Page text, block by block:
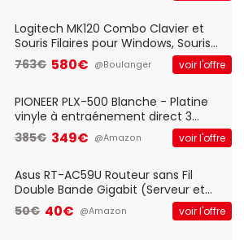
QWERTY UK - Noir
Logitech MK120 Combo Clavier et
Souris Filaires pour Windows, Souris
Optique Filaire, Connexion USB Plug
And Play, Confortable, Taille
QWERTY UK - Noir
763€ 580€ @Boulanger voir l'offre
PIONEER PLX-500 Blanche - Platine
vinyle à entraénement direct 3
vitesses (33-45-78 trs/min) avec
pre-ampli intégré et port USB
385€ 349€ @Amazon voir l'offre
Asus RT-AC59U Routeur sans Fil
Double Bande Gigabit (Serveur et
Client VPN, Triple Vlan, Mode Point
d'accès et Bridge, contrôle Parental,
50€ 40€ @Amazon voir l'offre